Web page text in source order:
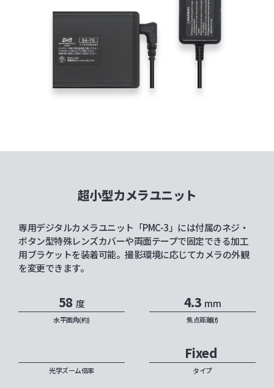
超小型カメラユニット
専用デジタルカメラユニット「PMC-3」には付属のネジ・
ボタン型特殊レンズカバーや両面テープで固定できる加工
用ブラケットを装着可能。撮影環境に応じてカメラの外観
を変更できます。
58 度
水平画角(約)
4.3 mm
焦点距離(f)
光学ズーム倍率
Fixed
タイプ